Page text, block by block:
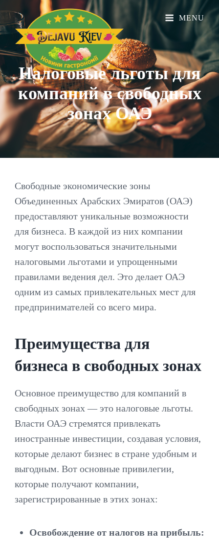
MENU
Налоговые льготы для
компаний в свободных
зонахОАЭ
Свободные экономические зоны
Объединенных Арабских Эмиратов (ОАЭ)
предоставляют уникальные возможности
для бизнеса. В каждой из них компании
могут воспользоваться значительными
налоговыми льготами и упрощенными
правилами ведения дел. Это делает ОАЭ
одним из самых привлекательных мест для
предпринимателей со всего мира.
Преимущества для
бизнеса в свободных зонах
Основное преимущество для компаний в
свободных зонах — это налоговые льготы.
Власти ОАЭ стремятся привлекать
иностранные инвестиции, создавая условия,
которые делают бизнес в стране удобным и
выгодным. Вот основные привилегии,
которые получают компании,
зарегистрированные в этих зонах:
Освобождение от налогов на прибыль: